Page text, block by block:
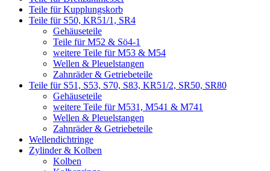
Teile für Kupplungskorb
Teile für S50, KR51/1, SR4
Gehäuseteile
Teile für M52 & Sö4-1
weitere Teile für M53 & M54
Wellen & Pleuelstangen
Zahnräder & Getriebeteile
Teile für S51, S53, S70, S83, KR51/2, SR50, SR80
Gehäuseteile
weitere Teile für M531, M541 & M741
Wellen & Pleuelstangen
Zahnräder & Getriebeteile
Wellendichtringe
Zylinder & Kolben
Kolben